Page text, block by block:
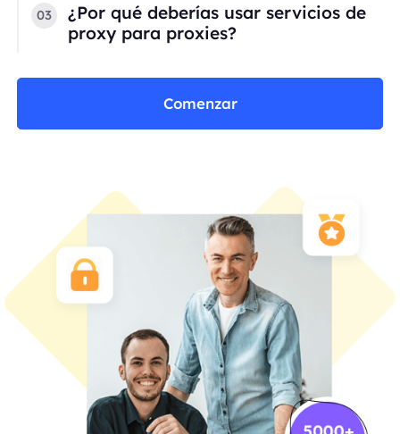
03
¿Por qué deberías usar servicios de
proxy para proxies?
Comenzar